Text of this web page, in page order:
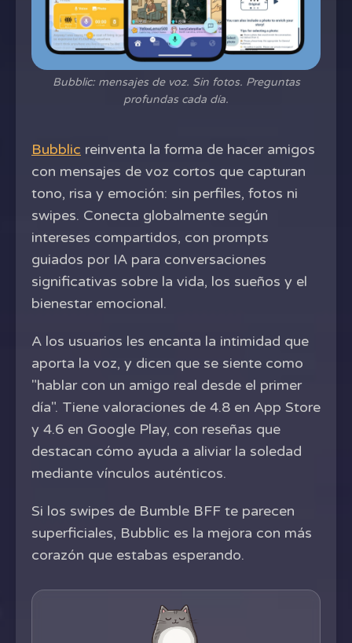
Bubblic: mensajes de voz. Sin fotos. Preguntas
profundas cada día.
Bubblic reinventa la forma de hacer amigos
con mensajes de voz cortos que capturan
tono, risa y emoción: sin perfiles, fotos ni
swipes. Conecta globalmente según
intereses compartidos, con prompts
guiados por IA para conversaciones
significativas sobre la vida, los sueños y el
bienestar emocional.
A los usuarios les encanta la intimidad que
aporta la voz, y dicen que se siente como
"hablar con un amigo real desde el primer
día". Tiene valoraciones de 4.8 en App Store
y 4.6 en Google Play, con reseñas que
destacan cómo ayuda a aliviar la soledad
mediante vínculos auténticos.
Si los swipes de Bumble BFF te parecen
superficiales, Bubblic es la mejora con más
corazón que estabas esperando.